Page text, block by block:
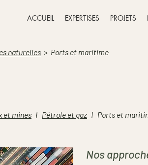
ACCUEIL EXPERTISES PROJETS
naturelles > Ports et maritime
et mines | Pétrole et gaz | Ports et
Nos